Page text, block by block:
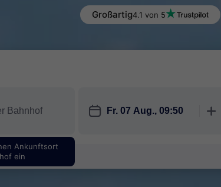
Großartig4.1 von 5
Ankunftsort
ein
󱎗 󱅇